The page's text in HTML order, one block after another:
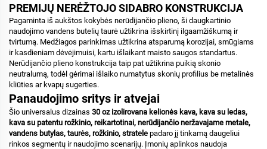
PREMIJŲ NERĖŽTOJO SIDABRO KONSTRUKCIJA
Pagaminta iš aukštos kokybės nerūdijančio plieno, ši daugkartinio
naudojimo vandens butelių taurė užtikrina išskirtinį ilgaamžiškumą ir
tvirtumą. Medžiagos parinkimas užtikrina atsparumą korozijai, smūgiams
ir kasdieniam dėvėjimuisi, kartu išlaikant maisto saugos standartus.
Nerūdijančio plieno konstrukcija taip pat užtikrina puikią skonio
neutralumą, todėl gėrimai išlaiko numatytus skonių profilius be metalinės
kliūties ar kvapų sugerties.
Panaudojimo sritys ir atvejai
Šio universalus dizainas 30 oz izolirovana kelionės kava, kava su ledas,
kava su patentu rožkinio, reikartotinai, nerūdijančio neržavajame metale,
vandens butylas, taurės, rožkinio, stratele padaro jį tinkamą daugeliui
rinkos segmentų ir naudojimo scenarijų. Įmonių aplinkos naudoja